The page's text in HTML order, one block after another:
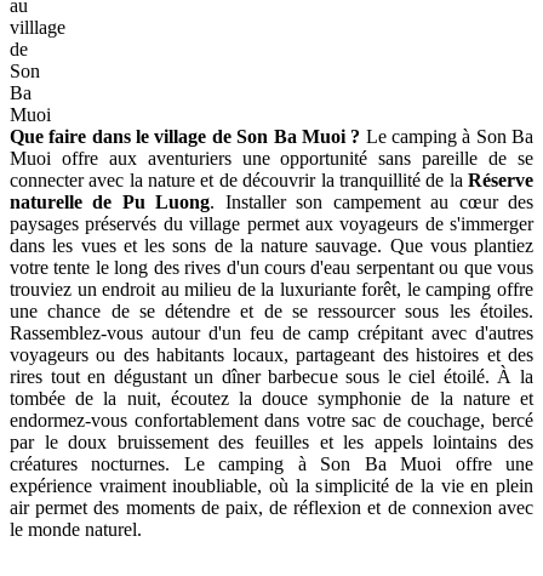
au
villlage
de
Son
Ba
Muoi
Que faire dans le village de Son Ba Muoi ? Le camping à Son Ba
Muoi offre aux aventuriers une opportunité sans pareille de se
connecter avec la nature et de découvrir la tranquillité de la Réserve
naturelle de Pu Luong. Installer son campement au cœur des
paysages préservés du village permet aux voyageurs de s'immerger
dans les vues et les sons de la nature sauvage. Que vous plantiez
votre tente le long des rives d'un cours d'eau serpentant ou que vous
trouviez un endroit au milieu de la luxuriante forêt, le camping offre
une chance de se détendre et de se ressourcer sous les étoiles.
Rassemblez-vous autour d'un feu de camp crépitant avec d'autres
voyageurs ou des habitants locaux, partageant des histoires et des
rires tout en dégustant un dîner barbecue sous le ciel étoilé. À la
tombée de la nuit, écoutez la douce symphonie de la nature et
endormez-vous confortablement dans votre sac de couchage, bercé
par le doux bruissement des feuilles et les appels lointains des
créatures nocturnes. Le camping à Son Ba Muoi offre une
expérience vraiment inoubliable, où la simplicité de la vie en plein
air permet des moments de paix, de réflexion et de connexion avec
le monde naturel.